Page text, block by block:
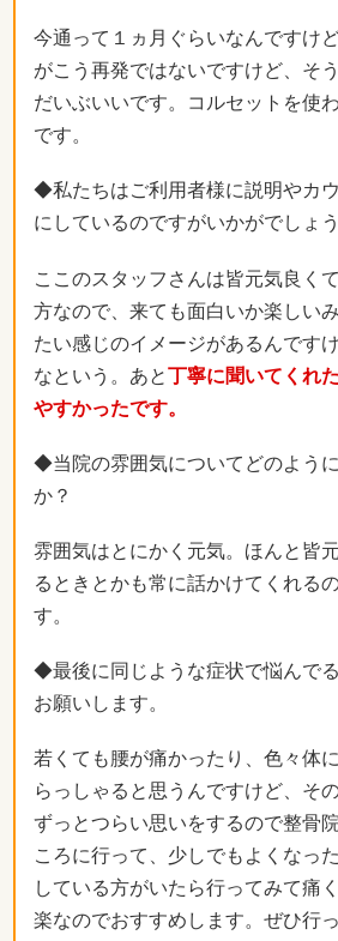
今通って１ヵ月ぐらいなんですけ
がこう再発ではないですけど、そ
だいぶいいです。コルセットを使
です。
◆私たちはご利用者様に説明やカ
にしているのですがいかがでしょ
ここのスタッフさんは皆元気良く
方なので、来ても面白いか楽しい
たい感じのイメージがあるんです
なという。あと丁寧に聞いてくれ
やすかったです。
◆当院の雰囲気についてどのよう
か？
雰囲気はとにかく元気。ほんと皆
るときとかも常に話かけてくれる
す。
◆最後に同じような症状で悩んで
お願いします。
若くても腰が痛かったり、色々体
らっしゃると思うんですけど、そ
ずっとつらい思いをするので整骨
ころに行って、少しでもよくなっ
している方がいたら行ってみて痛
楽なのでおすすめします。ぜひ行